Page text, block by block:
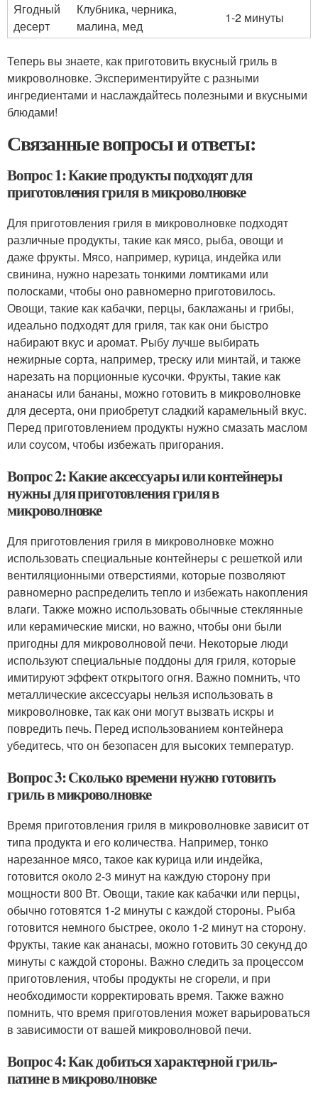
Ягодный
десерт
Клубника, черника,
малина, мед
1-2 минуты
Теперь вы знаете, как приготовить вкусный гриль в
микроволновке. Экспериментируйте с разными
ингредиентами и наслаждайтесь полезными и вкусными
блюдами!
Связанные вопросы и ответы:
Вопрос 1: Какие продукты подходят для
приготовления гриля в микроволновке
Для приготовления гриля в микроволновке подходят
различные продукты, такие как мясо, рыба, овощи и
даже фрукты. Мясо, например, курица, индейка или
свинина, нужно нарезать тонкими ломтиками или
полосками, чтобы оно равномерно приготовилось.
Овощи, такие как кабачки, перцы, баклажаны и грибы,
идеально подходят для гриля, так как они быстро
набирают вкус и аромат. Рыбу лучше выбирать
нежирные сорта, например, треску или минтай, и также
нарезать на порционные кусочки. Фрукты, такие как
ананасы или бананы, можно готовить в микроволновке
для десерта, они приобретут сладкий карамельный вкус.
Перед приготовлением продукты нужно смазать маслом
или соусом, чтобы избежать пригорания.
Вопрос 2: Какие аксессуары или контейнеры
нужны для приготовления гриля в
микроволновке
Для приготовления гриля в микроволновке можно
использовать специальные контейнеры с решеткой или
вентиляционными отверстиями, которые позволяют
равномерно распределить тепло и избежать накопления
влаги. Также можно использовать обычные стеклянные
или керамические миски, но важно, чтобы они были
пригодны для микроволновой печи. Некоторые люди
используют специальные поддоны для гриля, которые
имитируют эффект открытого огня. Важно помнить, что
металлические аксессуары нельзя использовать в
микроволновке, так как они могут вызвать искры и
повредить печь. Перед использованием контейнера
убедитесь, что он безопасен для высоких температур.
Вопрос 3: Сколько времени нужно готовить
гриль в микроволновке
Время приготовления гриля в микроволновке зависит от
типа продукта и его количества. Например, тонко
нарезанное мясо, такое как курица или индейка,
готовится около 2-3 минут на каждую сторону при
мощности 800 Вт. Овощи, такие как кабачки или перцы,
обычно готовятся 1-2 минуты с каждой стороны. Рыба
готовится немного быстрее, около 1-2 минут на сторону.
Фрукты, такие как ананасы, можно готовить 30 секунд до
минуты с каждой стороны. Важно следить за процессом
приготовления, чтобы продукты не сгорели, и при
необходимости корректировать время. Также важно
помнить, что время приготовления может варьироваться
в зависимости от вашей микроволновой печи.
Вопрос 4: Как добиться характерной гриль-
патине в микроволновке